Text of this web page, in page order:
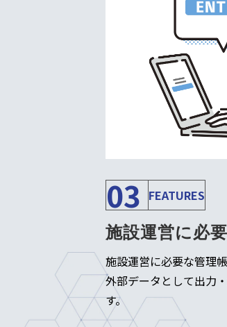
03 FEATURES
施設運営に必
施設運営に必要な管理
外部データとして出力
す。